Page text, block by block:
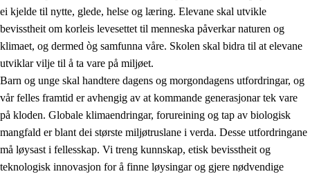
1. Verdigrunnlaget i opplæringa
1.1 Menneskeverdet
1.2 Identitet og kulturelt mangfald
1.3 Kritisk tenking og etisk bevisstheit
1.4 Skaparglede, engasjement og utforskartrong
ei kjelde til nytte, glede, helse og læring. Elevane skal utvikle
bevisstheit om korleis levesettet til menneska påverkar naturen og
klimaet, og dermed òg samfunna våre. Skolen skal bidra til at elevane
utviklar vilje til å ta vare på miljøet.
Barn og unge skal handtere dagens og morgondagens utfordringar, og
vår felles framtid er avhengig av at kommande generasjonar tek vare
på kloden. Globale klimaendringar, forureining og tap av biologisk
mangfald er blant dei største miljøtruslane i verda. Desse utfordringane
må løysast i fellesskap. Vi treng kunnskap, etisk bevisstheit og
teknologisk innovasjon for å finne løysingar og gjere nødvendige